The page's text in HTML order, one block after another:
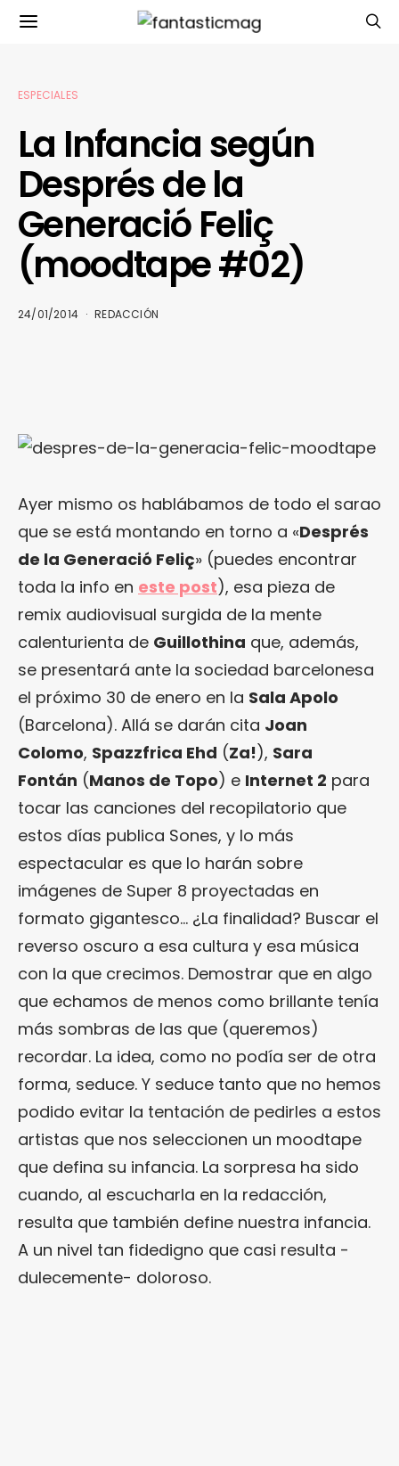
ESPECIALES
La Infancia según
Després de la
Generació Feliç
(moodtape #02)
24/01/2014 REDACCIÓN
Ayer mismo os hablábamos de todo el sarao
que se está montando en torno a «Després
de la Generació Feliç» (puedes encontrar
toda la info en este post), esa pieza de
remix audiovisual surgida de la mente
calenturienta de Guillothina que, además,
se presentará ante la sociedad barcelonesa
el próximo 30 de enero en la Sala Apolo
(Barcelona). Allá se darán cita Joan
Colomo, Spazzfrica Ehd (Za!), Sara
Fontán (Manos de Topo) e Internet 2 para
tocar las canciones del recopilatorio que
estos días publica Sones, y lo más
espectacular es que lo harán sobre
imágenes de Super 8 proyectadas en
formato gigantesco… ¿La finalidad? Buscar el
reverso oscuro a esa cultura y esa música
con la que crecimos. Demostrar que en algo
que echamos de menos como brillante tenía
más sombras de las que (queremos)
recordar. La idea, como no podía ser de otra
forma, seduce. Y seduce tanto que no hemos
podido evitar la tentación de pedirles a estos
artistas que nos seleccionen un moodtape
que defina su infancia. La sorpresa ha sido
cuando, al escucharla en la redacción,
resulta que también define nuestra infancia.
A un nivel tan fidedigno que casi resulta -
dulecemente- doloroso.